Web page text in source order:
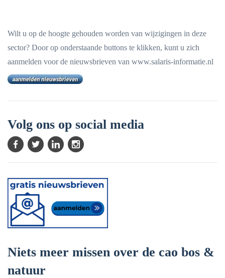
Wilt u op de hoogte gehouden worden van wijzigingen in deze
sector? Door op onderstaande buttons te klikken, kunt u zich
aanmelden voor de nieuwsbrieven van www.salaris-informatie.nl
Volg ons op social media
Niets meer missen over de cao bos &
natuur